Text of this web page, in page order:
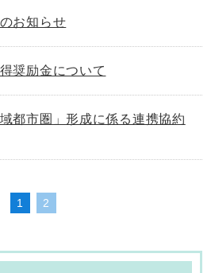
お知らせ
奨励金について
都市圏」形成に係る連携協約
1 2